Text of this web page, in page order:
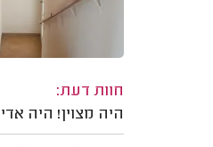
חוות דעת:
היה מצוין! היה